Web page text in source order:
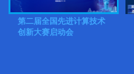
第二届全国先进计算技术
创新大赛启动会